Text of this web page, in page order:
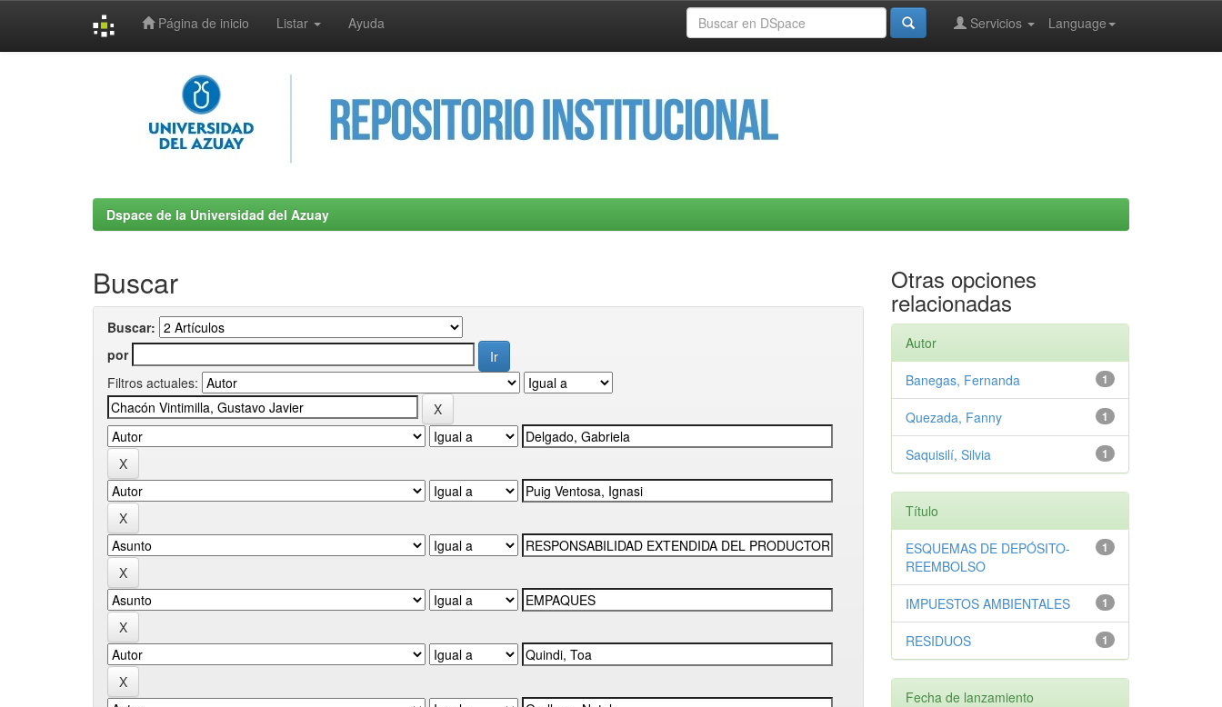
Página de inicio Listar Ayuda Language
Servicios
Dspace de la Universidad del Azuay
Buscar
Buscar:
por
Filtros actuales:
Otras opciones
relacionadas
Autor
1
Banegas, Fernanda
1
Quezada, Fanny
1
Saquisilí, Silvia
Título
1
ESQUEMAS DE DEPÓSITO-
REEMBOLSO
1
IMPUESTOS AMBIENTALES
1
RESIDUOS
Fecha de lanzamiento